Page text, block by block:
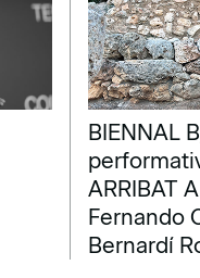
BIENNAL
ARRIBAT
Fernando
Bernardí